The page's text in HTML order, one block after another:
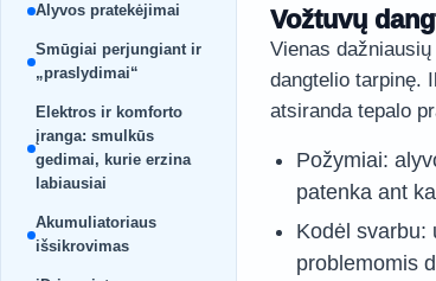
Alyvos pratekėjimai
Smūgiai perjungiant ir
„praslydimai“
Elektros ir komforto
įranga: smulkūs
gedimai, kurie erzina
labiausiai
Akumuliatoriaus
išsikrovimas
Vožtuvų
Vienas
dangtelio tarpinę.
atsiranda tepalo
Požymiai:
patenka ant
Kodėl svarbu:
problemomis